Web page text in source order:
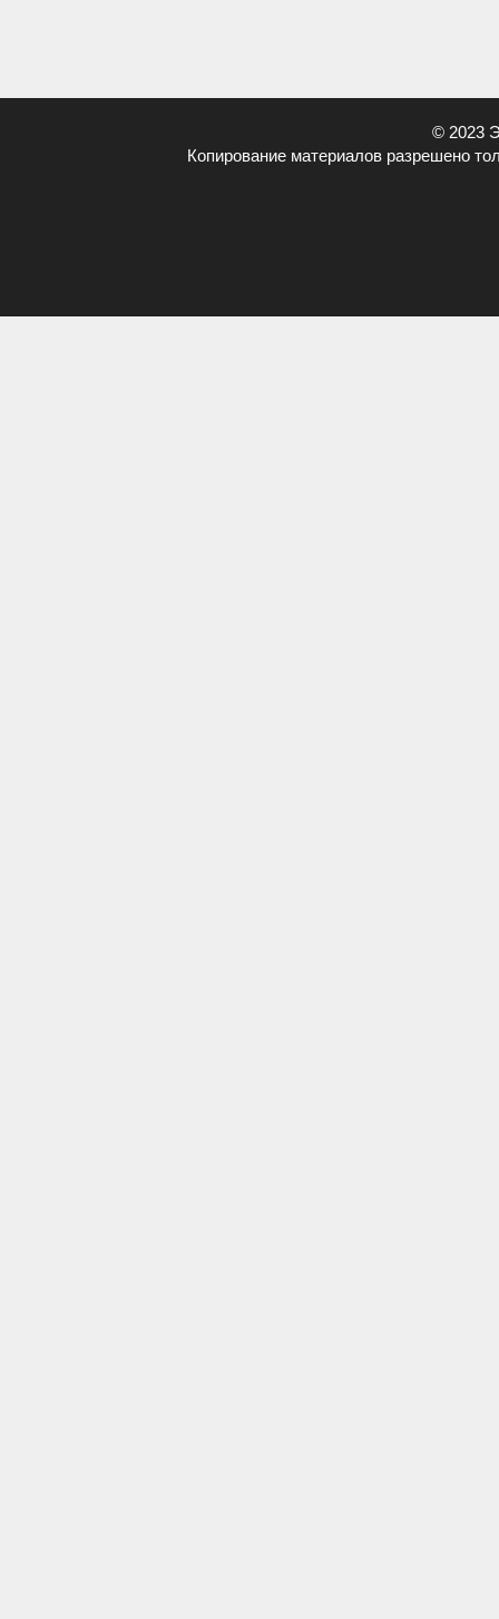
© 2023
Копирование материалов разрешено